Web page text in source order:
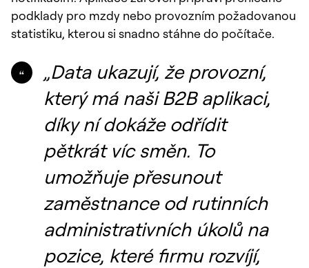
podklady pro mzdy nebo provozním požadovanou
statistiku, kterou si snadno stáhne do počítače.
„Data ukazují, že provozní,
který má naši B2B aplikaci,
díky ní dokáže odřídit
pětkrát víc směn. To
umožňuje přesunout
zaměstnance od rutinních
administrativních úkolů na
pozice, které firmu rozvíjí,